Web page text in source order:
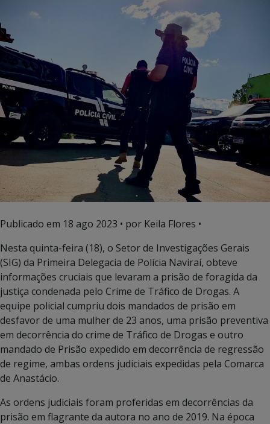
Publicado em 18 ago 2023 • por Keila Flores •
Nesta quinta-feira (18), o Setor de Investigações Gerais
(SIG) da Primeira Delegacia de Polícia Naviraí, obteve
informações cruciais que levaram a prisão de foragida da
justiça condenada pelo Crime de Tráfico de Drogas. A
equipe policial cumpriu dois mandados de prisão em
desfavor de uma mulher de 23 anos, uma prisão preventiva
em decorrência do crime de Tráfico de Drogas e outro
mandado de Prisão expedido em decorrência de regressão
de regime, ambas ordens judiciais expedidas pela Comarca
de Anastácio.
As ordens judiciais foram proferidas em decorrências da
prisão em flagrante da autora no ano de 2019. Na época